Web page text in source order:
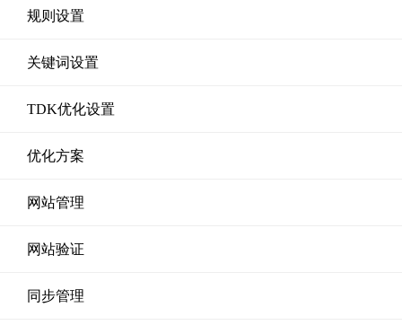
规则设置
关键词设置
TDK优化设置
优化方案
网站管理
网站验证
同步管理